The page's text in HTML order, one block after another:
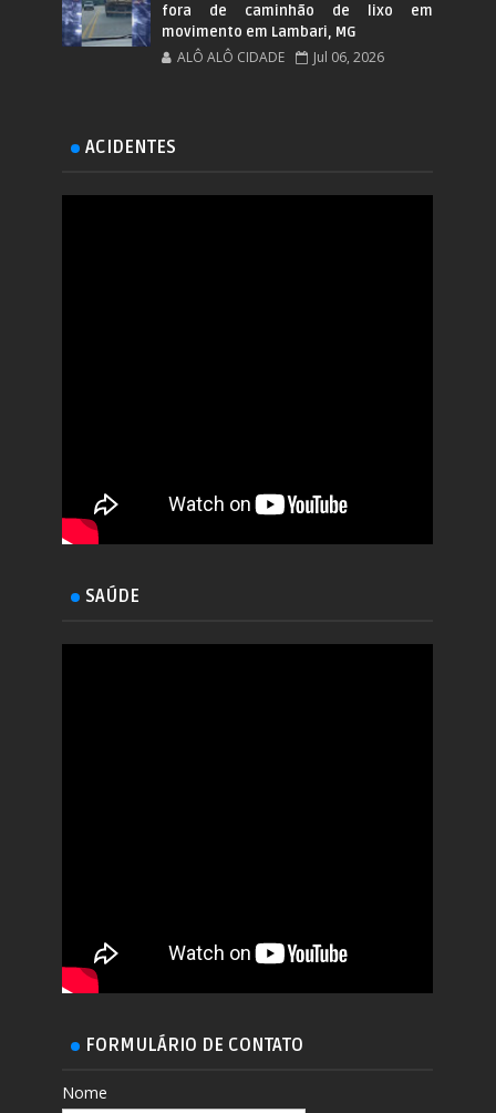
fora de caminhão de lixo em
movimento em Lambari, MG
ALÔ ALÔ CIDADE Jul 06, 2026
ACIDENTES
SAÚDE
FORMULÁRIO DE CONTATO
Nome